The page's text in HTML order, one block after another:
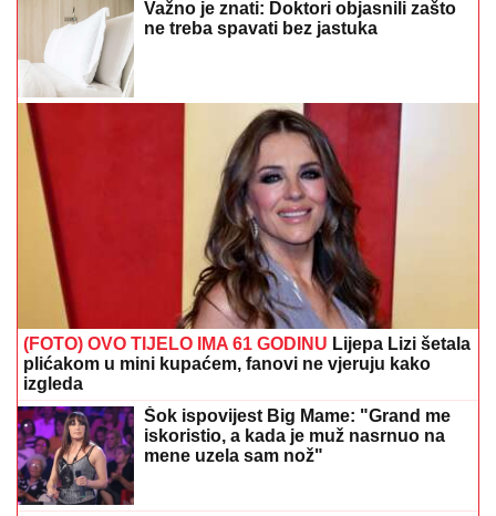
Važno je znati: Doktori objasnili zašto
ne treba spavati bez jastuka
(FOTO) OVO TIJELO IMA 61 GODINU Lijepa Lizi šetala
plićakom u mini kupaćem, fanovi ne vjeruju kako
izgleda
Šok ispovijest Big Mame: "Grand me
iskoristio, a kada je muž nasrnuo na
mene uzela sam nož"